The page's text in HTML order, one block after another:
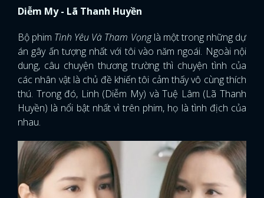
Diễm My - Lã Thanh Huyền
Bộ phim Tình Yêu Và Tham Vọnglà một trong những dự
án gây ấn tượng nhất với tôi vào năm ngoái. Ngoài nội
dung, câu chuyện thương trường thì chuyện tình của
các nhân vật là chủ đề khiến tôi cảm thấy vô cùng thích
thú. Trong đó, Linh (Diễm My) và Tuệ Lâm (Lã Thanh
Huyền) là nổi bật nhất vì trên phim, họ là tình địch của
nhau.